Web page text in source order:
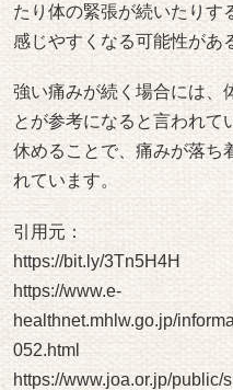
たり体の緊張が続いたりす
感じやすくなる可能性があ
強い痛みが続く場合には、
とが参考になると言われて
休めることで、痛みが落ち
れています。
引用元：
https://bit.ly/3Tn5H4H
https://www.e-
healthnet.mhlw.go.jp/
052.html
https://www.joa.or.jp/public/